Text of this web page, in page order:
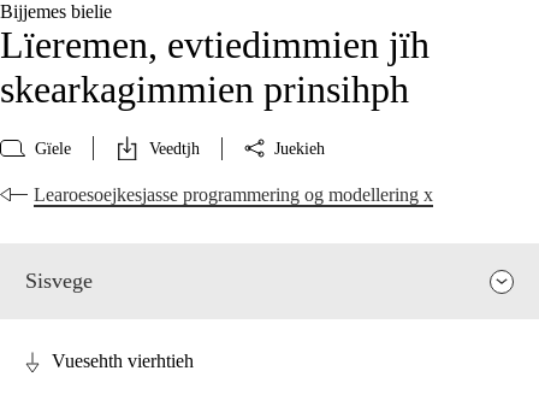
Bijjemes bielie
Lïeremen, evtiedimmien jïh
skearkagimmien prinsihph
Gïele Veedtjh Juekieh
Learoesoejkesjasse programmering og modellering x
Sisvege
Vuesehth vierhtieh